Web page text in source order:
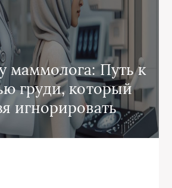
маммолога: Путь к
груди, который
игнорировать